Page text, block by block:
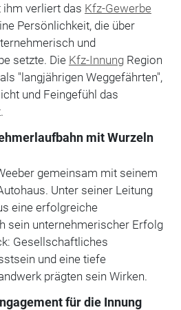
verliert das Kfz-Gewerbe
Persönlichkeit, die über
und
setzte. Die Kfz-InnungRegion
"langjährigen Weggefährten",
und Feingefühl das
mit Wurzeln
gemeinsam mit seinem
Unter seiner Leitung
eine erfolgreiche
sein unternehmerischer Erfolg
Gesellschaftliches
und eine tiefe
prägten sein Wirken.
für die Innung